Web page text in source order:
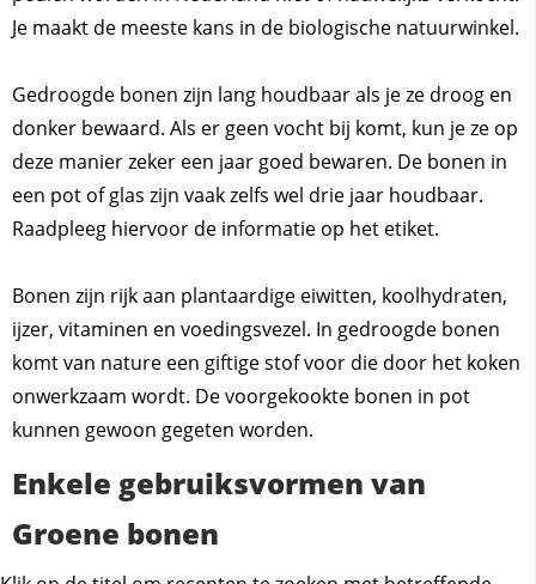
Je maakt de meeste kans in de biologische natuurwinkel.
Gedroogde bonen zijn lang houdbaar als je ze droog en
donker bewaard. Als er geen vocht bij komt, kun je ze op
deze manier zeker een jaar goed bewaren. De bonen in
een pot of glas zijn vaak zelfs wel drie jaar houdbaar.
Raadpleeg hiervoor de informatie op het etiket.
Bonen zijn rijk aan plantaardige eiwitten, koolhydraten,
ijzer, vitaminen en voedingsvezel. In gedroogde bonen
komt van nature een giftige stof voor die door het koken
onwerkzaam wordt. De voorgekookte bonen in pot
kunnen gewoon gegeten worden.
Enkele gebruiksvormen van
Groene bonen